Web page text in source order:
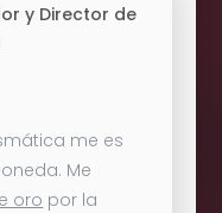
y Director de
me es
Me
oro por la